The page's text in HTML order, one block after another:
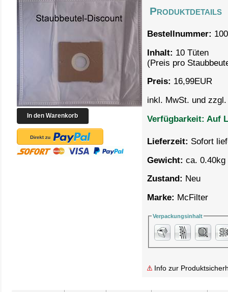
Produktdetails
Bestellnummer:
Inhalt: 10 Tüten
(Preis pro
Preis: 16,99EUR
inkl. MwSt. und
Verfügbarkeit: Auf
Lieferzeit: Sofort
Gewicht: ca. 0.40kg
Zustand: Neu
Marke: McFilter
Verpackungsinhalt
Info zur